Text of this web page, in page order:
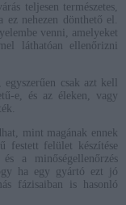
teljesen természetes,
nehezen dönthető el.
venni, amelyeket
láthatóan ellenőrizni
csak azt kell
e, és az éleken, vagy
mint magának ennek
festett felület készítése
a minőségellenőrzés
ha egy gyártó ezt jó
fázisaiban is hasonló